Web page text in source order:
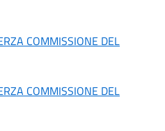
COMMISSIONE DEL
COMMISSIONE DEL